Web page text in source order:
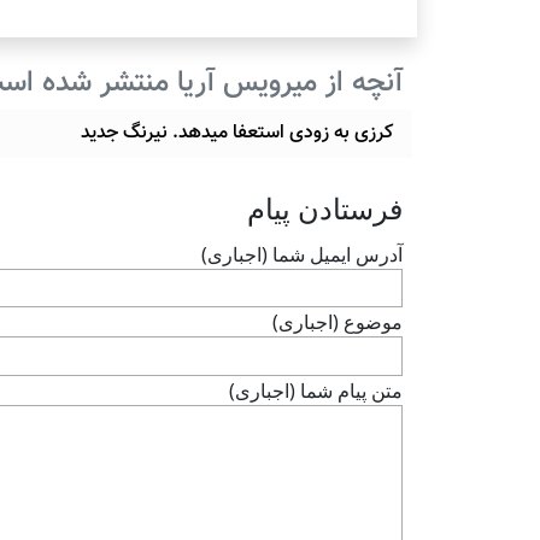
آنچه از میرویس آریا منتشر شده
کرزی به زودی استعفا میدهد. نیرنگ جدید
فرستادن پيام
آدرس ايميل شما (اجباری)
موضوع (اجباری)
متن پيام شما (اجباری)